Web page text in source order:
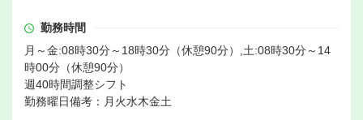
勤務時間
月～金:08時30分～18時30分（休憩90分）,土:08時30分～14
時00分（休憩90分）
週40時間調整シフト
勤務曜日備考：月火水木金土